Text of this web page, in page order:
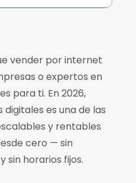
vender por internet
o expertos en
para ti. En 2026,
es una de las
y rentables
cero — sin
sin horarios fijos.